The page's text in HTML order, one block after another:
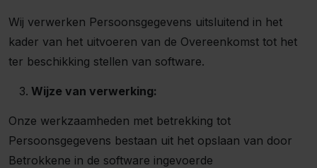
Wij verwerken Persoonsgegevens uitsluitend in het
kader van het uitvoeren van de Overeenkomst tot het
ter beschikking stellen van software.
Wijze van verwerking:
Onze werkzaamheden met betrekking tot
Persoonsgegevens bestaan uit het opslaan van door
Betrokkene in de software ingevoerde